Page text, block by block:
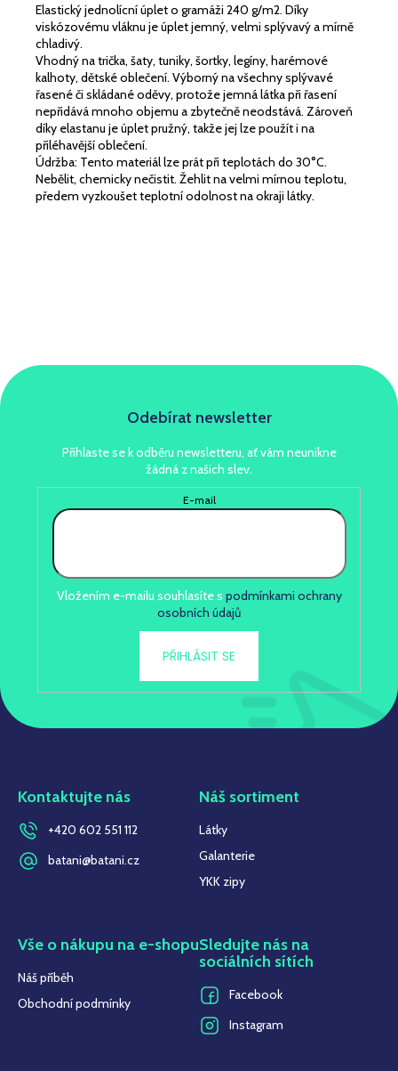
Elastický jednolícní úplet o gramáži 240 g/m2. Díky
viskózovému vláknu je úplet jemný, velmi splývavý a mírně
chladivý.
Vhodný na trička, šaty, tuniky, šortky, legíny, harémové
kalhoty, dětské oblečení. Výborný na všechny splývavé
řasené či skládané oděvy, protože jemná látka při řasení
nepřidává mnoho objemu a zbytečně neodstává. Zároveň
díky elastanu je úplet pružný, takže jej lze použít i na
přiléhavější oblečení.
Údržba: Tento materiál lze prát při teplotách do 30°C.
Nebělit, chemicky nečistit. Žehlit na velmi mírnou teplotu,
předem vyzkoušet teplotní odolnost na okraji látky.
VISKÓZOVÝ
ÚPLET
KHAKI
229
Kč
Odebírat newsletter
Přihlaste se k odběru newsletteru, ať vám neunikne
žádná z našich slev.
E-mail
Vložením e-mailu souhlasíte s podmínkami ochrany
osobních údajů
PŘIHLÁSIT SE
Kontaktujte nás
+420 602 551 112
batani@batani.cz
Náš sortiment
Látky
Galanterie
YKK zipy
Vše o nákupu na e-shopu
Náš příběh
Obchodní podmínky
Sledujte nás na
sociálních sítích
Facebook
Instagram